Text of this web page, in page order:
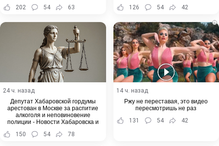
202
54 63
126
54 42
24 ч. назад
Депутат Хабаровской гордумы
арестован в Москве за распитие
алкоголя и неповиновение
полиции - Новости Хабаровска и
150 54 78
i
14 ч. назад
Ржу не переставая, это видео
пересмотришь не раз
131
54 42